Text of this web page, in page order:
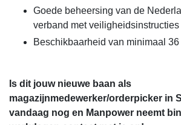
Goede beheersing van de
verband met veiligheidsinstructies
Beschikbaarheid van minimaal
Is dit jouw nieuwe baan als
magazijnmedewerker/orderpicker in
vandaag nog en Manpower neemt